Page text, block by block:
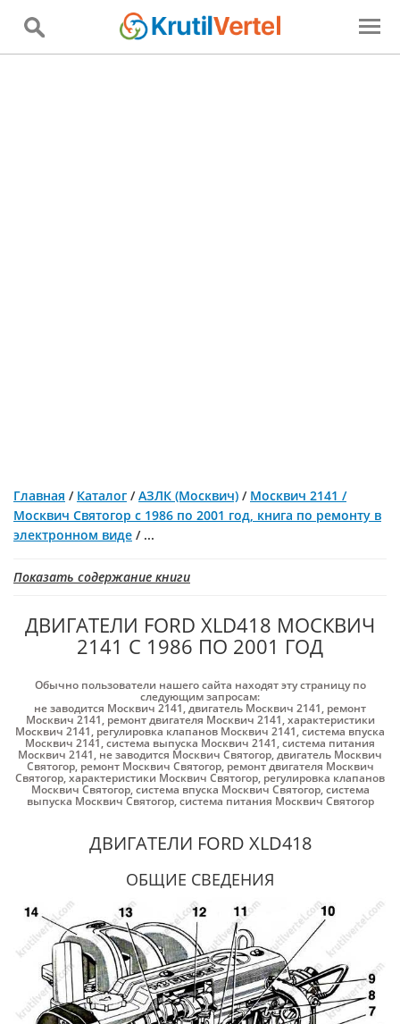
Главная / Каталог /АЗЛК (Москвич) / Москвич 2141 /
Москвич Святогор с 1986 по 2001 год, книга по ремонту в
электронном виде / ...
Показать содержание книги
ДВИГАТЕЛИ FORD XLD418 МОСКВИЧ
2141 С 1986 ПО 2001 ГОД
Обычно пользователи нашего сайта находят эту страницу по
следующим запросам:
не заводится Москвич 2141,двигатель Москвич 2141, ремонт
Москвич 2141, ремонт двигателя Москвич 2141,характеристики
Москвич 2141, регулировка клапанов Москвич 2141,система впуска
Москвич 2141,система выпуска Москвич 2141,система питания
Москвич 2141, не заводится Москвич Святогор,двигатель Москвич
Святогор, ремонт Москвич Святогор, ремонт двигателя Москвич
Святогор,характеристики Москвич Святогор, регулировка клапанов
Москвич Святогор,система впуска Москвич Святогор,система
выпуска Москвич Святогор,система питания Москвич Святогор
ДВИГАТЕЛИ FORD XLD418
ОБЩИЕ СВЕДЕНИЯ